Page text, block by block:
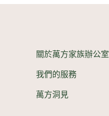
關於萬方家族辦公室
我們的服務
萬方洞見